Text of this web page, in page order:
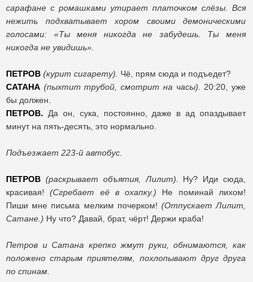
сарафане с ромашками утирает платочком слёзы. Вся
нежить подхватывает хором своими демоническими
голосами: «Ты меня никогда не забудешь. Ты меня
никогда не увидишь».
ПЕТРОВ (курит сигарету).
Чё, прям сюда и подъедет?
САТАНА (пыхтит трубой, смотрит на часы).
20:20, уже
бы должен.
ПЕТРОВ. Да он, сука, постоянно, даже в ад опаздывает
минут на пять-десять, это нормально.
Подъезжает 223-й автобус.
ПЕТРОВ (раскрывает объятия, Лилит).
Ну? Иди сюда,
красивая!(Сгребает её в охапку.) Не поминай лихом!
Пиши мне письма мелким почерком! (Отпускает Лилит,
Сатане.) Ну что? Давай, брат, чёрт! Держи краба!
Петров и Сатана крепко жмут руки, обнимаются, как
положено старым приятелям, похлопывают друг друга
по спинам.